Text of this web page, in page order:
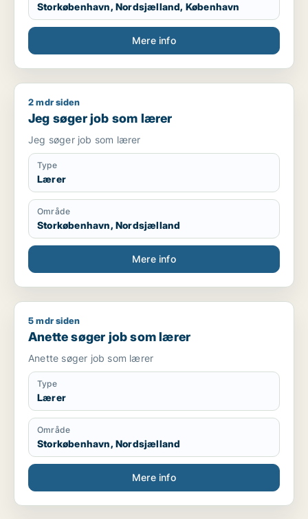
Storkøbenhavn, Nordsjælland, København
Mere info
Jeg søger job som lærer
2 mdr siden
Jeg søger job som lærer
Jeg søger job som lærer
Type
Lærer
Område
Storkøbenhavn, Nordsjælland
Mere info
Anette søger job som lærer
5 mdr siden
Anette søger job som lærer
Anette søger job som lærer
Type
Lærer
Område
Storkøbenhavn, Nordsjælland
Mere info